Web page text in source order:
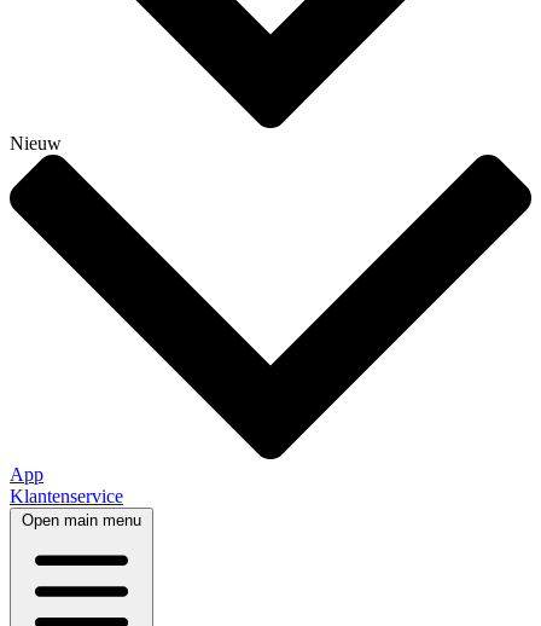
Nieuw
App
Klantenservice
Open main menu